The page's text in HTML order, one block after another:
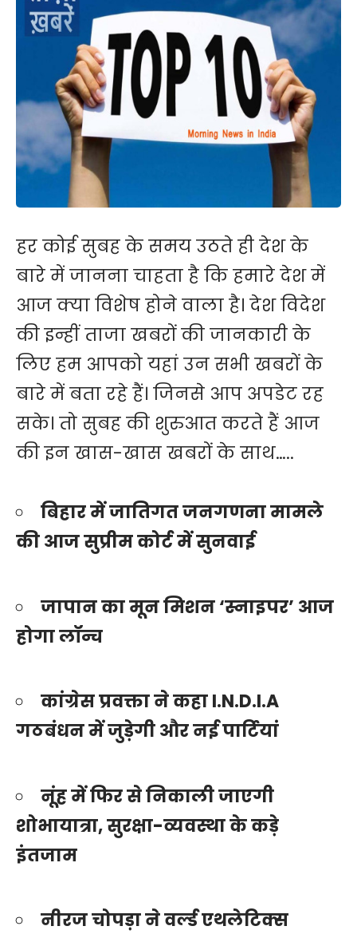
हर कोई सुबह के समय उठते ही देश के
बारे में जानना चाहता है कि हमारे देश में
आज क्या विशेष होने वाला है। देश विदेश
की इन्हीं ताजा खबरों की जानकारी के
लिए हम आपको यहां उन सभी खबरों के
बारे में बता रहे हैं। जिनसे आप अपडेट रह
सके। तो सुबह की शुरुआत करते हैं आज
की इन खास-खास खबरों के साथ…..
बिहार में जातिगत जनगणना मामले
की आज सुप्रीम कोर्ट में सुनवाई
जापान का मून मिशन ‘स्नाइपर’ आज
होगा लॉन्च
कांग्रेस प्रवक्ता ने कहा I.N.D.I.A
गठबंधन में जुड़ेगी और नई पार्टियां
नूंह में फिर से निकाली जाएगी
शोभायात्रा, सुरक्षा-व्यवस्था के कड़े
इंतजाम
नीरज चोपड़ा ने वर्ल्ड एथलेटिक्स